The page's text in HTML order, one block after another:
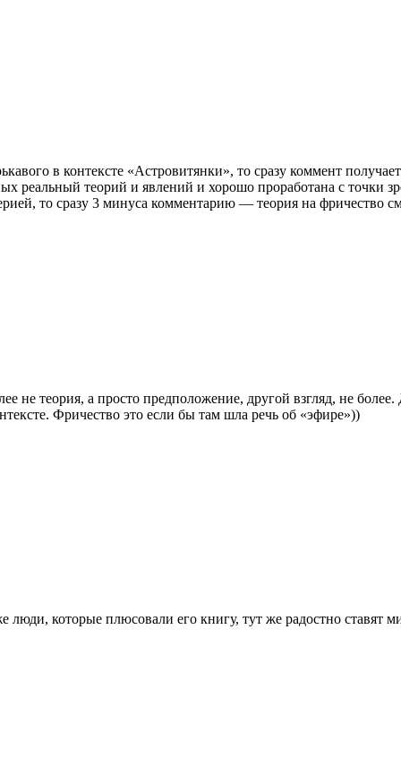
в контексте «Астровитянки», то сразу коммент
реальный теорий и явлений и хорошо проработана с точки
то сразу 3 минуса комментарию — теория на фричество
теория, а просто предположение, другой взгляд, не более.
Фричество это если бы там шла речь об «эфире»))
которые плюсовали его книгу, тут же радостно ставят